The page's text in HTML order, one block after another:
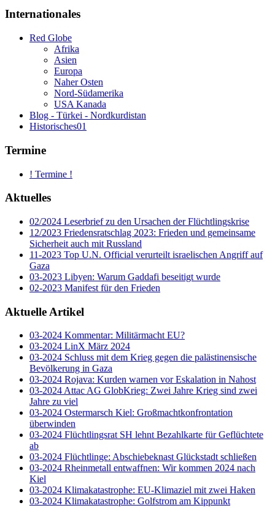
Internationales
Red Globe
Afrika
Asien
Europa
Naher Osten
Nord-Südamerika
USA Kanada
Blog - Türkei - Nordkurdistan
Historisches01
Termine
! Termine !
Aktuelles
02/2024 Leserbrief zu den Ursachen der Flüchtlingskrise
12/2023 Friedensratschlag 2023: Frieden und gemeinsame
Sicherheit auch mit Russland
11-2023 Top U.N. Official verurteilt israelischen Angriff auf
Gaza
03-2023 Libyen: Warum Gaddafi beseitigt wurde
02-2023 Manifest für den Frieden
Aktuelle Artikel
03-2024 Kommentar: Militärmacht EU?
03-2024 LinX März 2024
03-2024 Schluss mit dem Krieg gegen die palästinensische
Bevölkerung in Gaza
03-2024 Rojava: Kurden warnen vor Eskalation in Nahost
03-2024 Attac AG GlobKrieg: Zwei Jahre Krieg sind zwei
Jahre zu viel
03-2024 Ostermarsch Kiel: Großmachtkonfrontation
überwinden
03-2024 Flüchtlingsrat SH lehnt Bezahlkarte für Geflüchtete
ab
03-2024 Flüchtlinge: Abschiebeknast Glückstadt schließen
03-2024 Rheinmetall entwaffnen: Wir kommen 2024 nach
Kiel
03-2024 Klimakatastrophe: EU-Klimaziel mit zwei Haken
03-2024 Klimakatastrophe: Golfstrom am Kippunkt